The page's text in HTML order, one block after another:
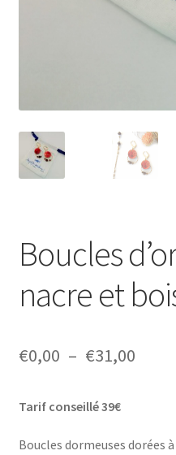
Boucles
nacre et
€0,00 – €31,00Plage
€0,00
Tarif conseillé 39€
Boucles dormeuses dorées